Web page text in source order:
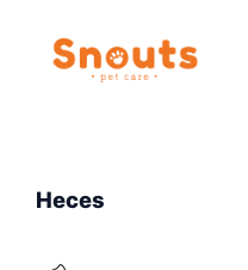
contenido
Heces